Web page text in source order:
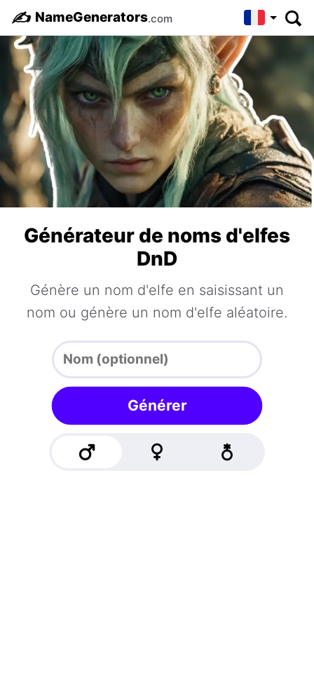
✍️ NameGenerators.com
Générateur de noms d'elfes
DnD
Génère un nom d'elfe en saisissant un
nom ou génère un nom d'elfe aléatoire.
Générer